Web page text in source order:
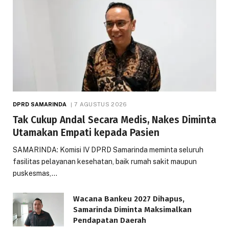
DPRD SAMARINDA 7 AGUSTUS 2026
Tak Cukup Andal Secara Medis, Nakes Diminta
Utamakan Empati kepada Pasien
SAMARINDA: Komisi IV DPRD Samarinda meminta seluruh
fasilitas pelayanan kesehatan, baik rumah sakit maupun
puskesmas,…
Wacana Bankeu 2027 Dihapus,
Samarinda Diminta Maksimalkan
Pendapatan Daerah